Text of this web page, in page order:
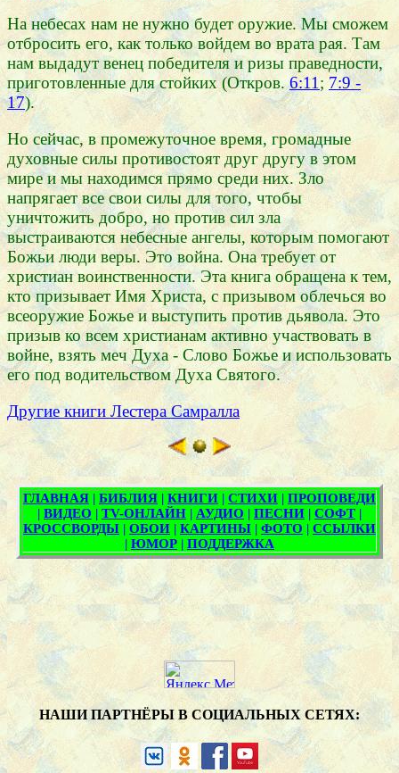
На небесах нам не нужно будет оружие. Мы сможем
отбросить его, как только войдем во врата рая. Там
нам выдадут венец победителя и ризы праведности,
приготовленные для стойких (Откров.6:11;7:9 -
17).
Но сейчас, в промежуточное время, громадные
духовные силы противостоят друг другу в этом
мире и мы находимся прямо среди них. Зло
напрягает все свои силы для того, чтобы
уничтожить добро, но против сил зла
выстраиваются небесные ангелы, которым помогают
Божьи люди веры. Это война. Она требует от
христиан воинственности. Эта книга обращена к тем,
кто призывает Имя Христа, с призывом облечься во
всеоружие Божье и выступить против дьявола. Это
призыв ко всем христианам активно участвовать в
войне, взять меч Духа - Слово Божье и использовать
его под водительством Духа Святого.
Другие книги Лестера Самралла